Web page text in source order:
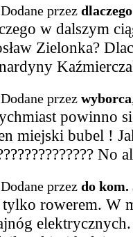
Dodane przez
w dalszym
Zielonka?
Dodane przez wyborca
powinno
miejski bubel !
Dodane przez do kom.
rowerem. W